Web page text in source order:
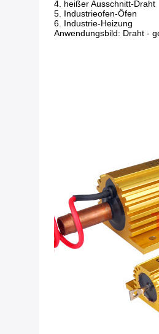
4. heißer Ausschnitt-Draht
5. Industrieofen-Öfen
6. Industrie-Heizung
Anwendungsbild: Draht -